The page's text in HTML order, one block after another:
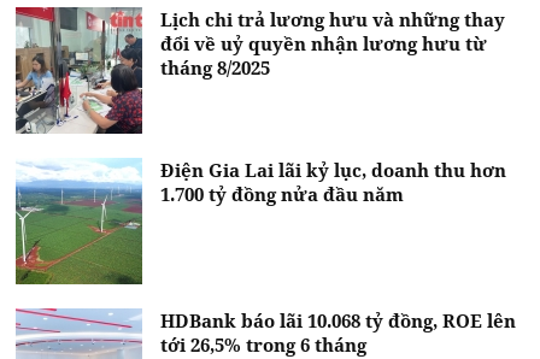
Lịch chi trả lương hưu và những thay
đổi về uỷ quyền nhận lương hưu từ
tháng 8/2025
Điện Gia Lai lãi kỷ lục, doanh thu hơn
1.700 tỷ đồng nửa đầu năm
HDBank báo lãi 10.068 tỷ đồng, ROE lên
tới 26,5% trong 6 tháng